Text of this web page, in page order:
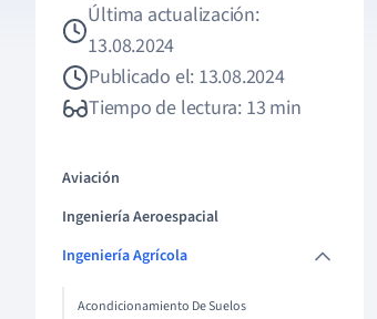
Última actualización:
13.08.2024
Publicado el: 13.08.2024
Tiempo de lectura: 13 min
Aviación
Ingeniería Aeroespacial
Ingeniería Agrícola
Acondicionamiento De Suelos